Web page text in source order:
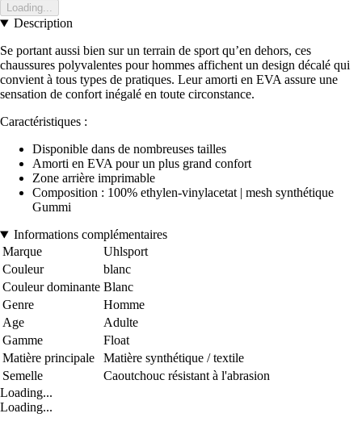
Loading...
Description
Se portant aussi bien sur un terrain de sport qu’en dehors, ces
chaussures polyvalentes pour hommes affichent un design décalé qui
convient à tous types de pratiques. Leur amorti en EVA assure une
sensation de confort inégalé en toute circonstance.
Caractéristiques :
Disponible dans de nombreuses tailles
Amorti en EVA pour un plus grand confort
Zone arrière imprimable
Composition : 100% ethylen-vinylacetat | mesh synthétique
Gummi
Informations complémentaires
Marque
Uhlsport
Couleur
blanc
Couleur dominante Blanc
Genre
Homme
Age
Adulte
Gamme
Float
Matière principale
Matière synthétique / textile
Semelle
Caoutchouc résistant à l'abrasion
Loading...
Loading...